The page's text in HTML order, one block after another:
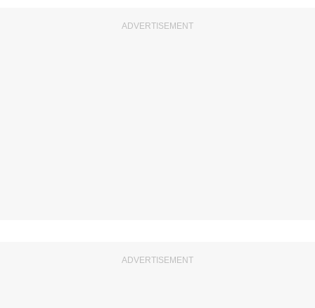
ADVERTISEMENT
ADVERTISEMENT